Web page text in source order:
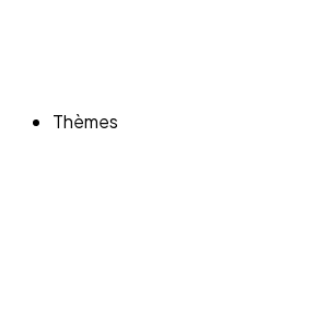
Thèmes